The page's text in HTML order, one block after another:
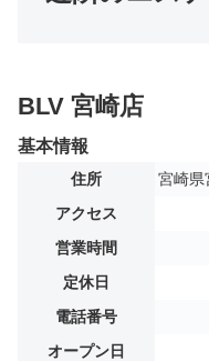
BLV 宮崎店
基本情報
住所
宮崎県
アクセス
営業時間
定休日
電話番号
オープン日